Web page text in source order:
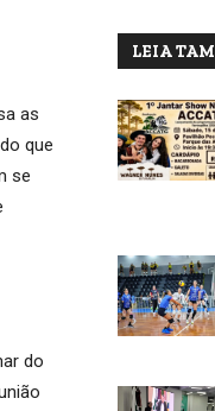
as
que
se
do
LEIA